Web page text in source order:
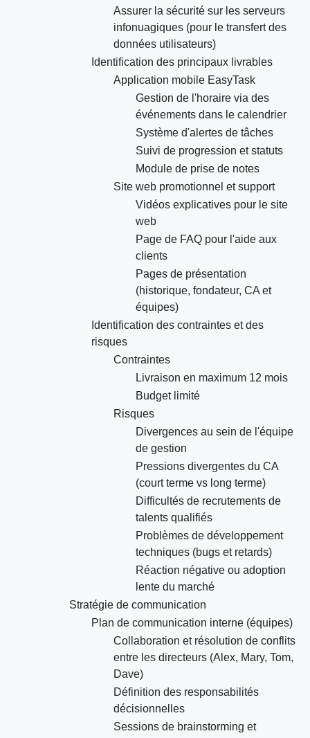
Assurer la sécurité sur les serveurs
infonuagiques (pour le transfert des
données utilisateurs)
Identification des principaux livrables
Application mobile EasyTask
Gestion de l'horaire via des
événements dans le calendrier
Système d'alertes de tâches
Suivi de progression et statuts
Module de prise de notes
Site web promotionnel et support
Vidéos explicatives pour le site
web
Page de FAQ pour l'aide aux
clients
Pages de présentation
(historique, fondateur, CA et
équipes)
Identification des contraintes et des
risques
Contraintes
Livraison en maximum 12 mois
Budget limité
Risques
Divergences au sein de l'équipe
de gestion
Pressions divergentes du CA
(court terme vs long terme)
Difficultés de recrutements de
talents qualifiés
Problèmes de développement
techniques (bugs et retards)
Réaction négative ou adoption
lente du marché
Stratégie de communication
Plan de communication interne (équipes)
Collaboration et résolution de conflits
entre les directeurs (Alex, Mary, Tom,
Dave)
Définition des responsabilités
décisionnelles
Sessions de brainstorming et